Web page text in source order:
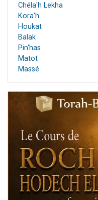
Chéla'h Lekha
Kora'h
Houkat
Balak
Pin'has
Matot
Massé